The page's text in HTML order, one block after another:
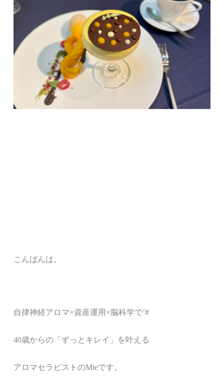
こんばんは。
自律神経アロマ×資産運用×脳科学で’#
40歳からの「ずっとキレイ」を叶える
アロマセラピストのMieです。